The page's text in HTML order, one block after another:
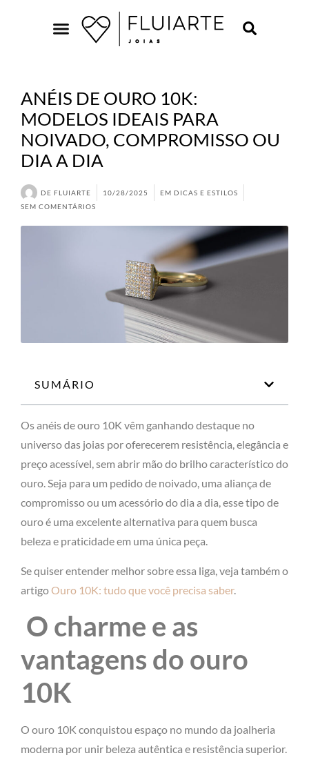
ANÉIS DE OURO 10K:
MODELOS IDEAIS PARA
NOIVADO, COMPROMISSO OU
DIA A DIA
DE FLUIARTE 10/28/2025 EM DICAS E ESTILOS
SEM COMENTÁRIOS
SUMÁRIO
Os anéis de ouro 10K vêm ganhando destaque no
universo das joias por oferecerem resistência, elegância e
preço acessível, sem abrir mão do brilho característico do
ouro. Seja para um pedido de noivado, uma aliança de
compromisso ou um acessório do dia a dia, esse tipo de
ouro é uma excelente alternativa para quem busca
beleza e praticidade em uma única peça.
Se quiser entender melhor sobre essa liga, veja também o
artigoOuro 10K: tudo que você precisa saber.
O charme e as
vantagens do ouro
10K
O ouro 10K conquistou espaço no mundo da joalheria
moderna por unir beleza autêntica e resistência superior.